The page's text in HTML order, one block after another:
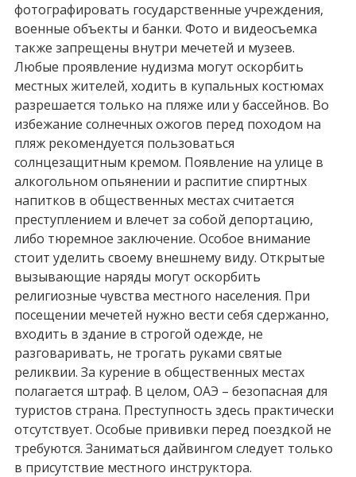
фотографировать государственные учреждения,
военные объекты и банки. Фото и видеосъемка
также запрещены внутри мечетей и музеев.
Любые проявление нудизма могут оскорбить
местных жителей, ходить в купальных костюмах
разрешается только на пляже или у бассейнов. Во
избежание солнечных ожогов перед походом на
пляж рекомендуется пользоваться
солнцезащитным кремом. Появление на улице в
алкогольном опьянении и распитие спиртных
напитков в общественных местах считается
преступлением и влечет за собой депортацию,
либо тюремное заключение. Особое внимание
стоит уделить своему внешнему виду. Открытые
вызывающие наряды могут оскорбить
религиозные чувства местного населения. При
посещении мечетей нужно вести себя сдержанно,
входить в здание в строгой одежде, не
разговаривать, не трогать руками святые
реликвии. За курение в общественных местах
полагается штраф. В целом, ОАЭ – безопасная для
туристов страна. Преступность здесь практически
отсутствует. Особые прививки перед поездкой не
требуются. Заниматься дайвингом следует только
в присутствие местного инструктора.